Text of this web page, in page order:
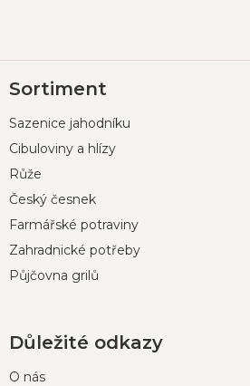
á
a
Sortiment
Sazenice jahodníku
Cibuloviny a hlízy
Růže
Český česnek
Farmářské potraviny
Zahradnické potřeby
Půjčovna grilů
Důležité odkazy
O nás